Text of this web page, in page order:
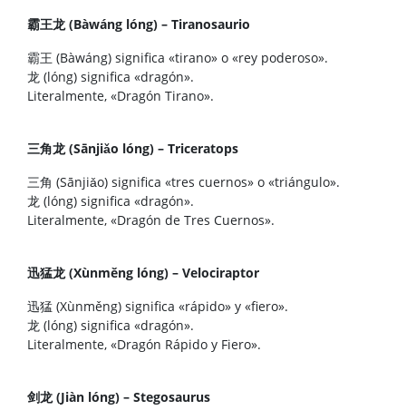
霸王龙 (Bàwáng lóng) – Tiranosaurio
霸王 (Bàwáng) significa «tirano» o «rey poderoso».
龙 (lóng) significa «dragón».
Literalmente, «Dragón Tirano».
三角龙 (Sānjiǎo lóng) – Triceratops
三角 (Sānjiǎo) significa «tres cuernos» o «triángulo».
龙 (lóng) significa «dragón».
Literalmente, «Dragón de Tres Cuernos».
迅猛龙 (Xùnměng lóng) – Velociraptor
迅猛 (Xùnměng) significa «rápido» y «fiero».
龙 (lóng) significa «dragón».
Literalmente, «Dragón Rápido y Fiero».
剑龙 (Jiàn lóng) – Stegosaurus